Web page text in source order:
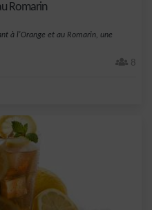
Romarin
à l'Orange et au Romarin, une
8